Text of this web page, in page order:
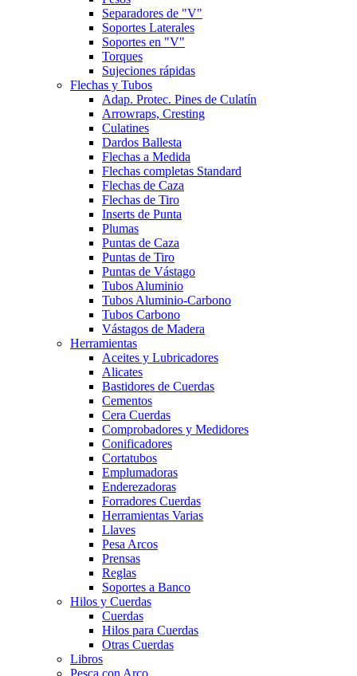
Separadores de "V"
Soportes Laterales
Soportes en "V"
Torques
Sujeciones rápidas
Flechas y Tubos
Adap. Protec. Pines de Culatín
Arrowraps, Cresting
Culatines
Dardos Ballesta
Flechas a Medida
Flechas completas Standard
Flechas de Caza
Flechas de Tiro
Inserts de Punta
Plumas
Puntas de Caza
Puntas de Tiro
Puntas de Vástago
Tubos Aluminio
Tubos Aluminio-Carbono
Tubos Carbono
Vástagos de Madera
Herramientas
Aceites y Lubricadores
Alicates
Bastidores de Cuerdas
Cementos
Cera Cuerdas
Comprobadores y Medidores
Conificadores
Cortatubos
Emplumadoras
Enderezadoras
Forradores Cuerdas
Herramientas Varias
Llaves
Pesa Arcos
Prensas
Reglas
Soportes a Banco
Hilos y Cuerdas
Cuerdas
Hilos para Cuerdas
Otras Cuerdas
Libros
Pesca con Arco